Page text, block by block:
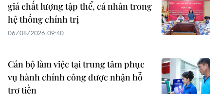
giá chất lượng tập thể, cá nhân trong
hệ thống chính trị
06/08/2026 09:40
Cán bộ làm việc tại trung tâm phục
vụ hành chính công được nhận hỗ
trợ tiền